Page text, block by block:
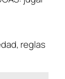
reglas